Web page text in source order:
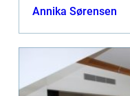
Annika Sørensen